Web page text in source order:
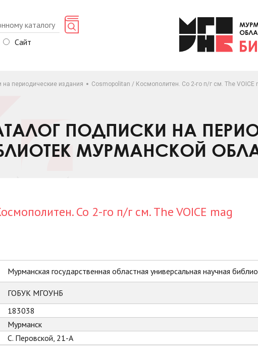
Сайт
на периодические издания Cosmopolitan / Космополитен. Со 2-го п/г см. The VOICE
ПОДПИСКИ НА
МУРМАНСКОЙ
Со 2-го п/г см. The VOICE mag
Мурманская государственная областная универсальная научная
ГОБУК МГОУНБ
183038
Мурманск
С. Перовской, 21-А